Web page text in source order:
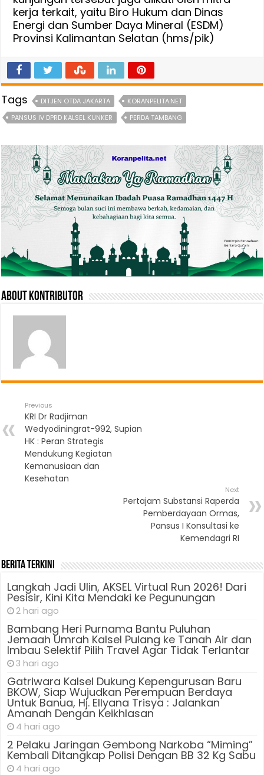
kerja terkait, yaitu Biro Hukum dan Dinas
Energi dan Sumber Daya Mineral (ESDM)
Provinsi Kalimantan Selatan (hms/pik)
Tags DITJEN OTDA JAKARTA
KORANPELITA.NET
PANSUS IV DPRD KALSEL KUNKER
PERDA TAMBANG
About Kontributor
Previous
KRI Dr Radjiman
Wedyodiningrat-992, Supian
HK : Peran Strategis
Mendukung Kegiatan
Kemanusiaan dan
Kesehatan
Next
Pertajam Substansi Raperda
Pemberdayaan Ormas,
Pansus I Konsultasi ke
Kemendagri RI
Berita Terkini
Langkah Jadi Ulin, AKSEL Virtual Run 2026! Dari
Pesisir, Kini Kita Mendaki ke Pegunungan
2 hari ago
Bambang Heri Purnama Bantu Puluhan
Jemaah Umrah Kalsel Pulang ke Tanah Air dan
Imbau Selektif Pilih Travel Agar Tidak Terlantar
3 hari ago
Gatriwara Kalsel Dukung Kepengurusan Baru
BKOW, Siap Wujudkan Perempuan Berdaya
Untuk Banua, Hj. Ellyana Trisya : Jalankan
Amanah Dengan Keikhlasan
4 hari ago
2 Pelaku Jaringan Gembong Narkoba “Miming”
Kembali Ditangkap Polisi Dengan BB 32 Kg Sabu
4 hari ago